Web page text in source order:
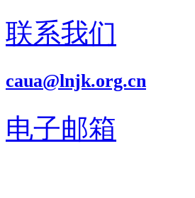
联系我们
caua@lnjk.org.cn
电子邮箱